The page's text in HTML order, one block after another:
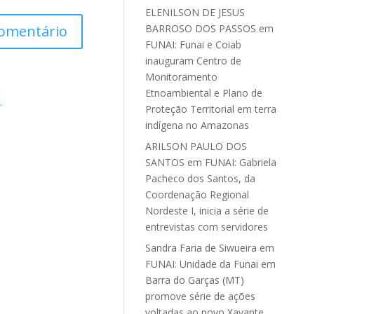
.
ELENILSON DE JESUS
BARROSO DOS PASSOS em
FUNAI: Funai e Coiab
inauguram Centro de
Monitoramento
Etnoambiental e Plano de
Proteção Territorial em terra
indígena no Amazonas
ARILSON PAULO DOS
SANTOS em FUNAI: Gabriela
Pacheco dos Santos, da
Coordenação Regional
Nordeste I, inicia a série de
entrevistas com servidores
Sandra Faria de Siwueira em
FUNAI: Unidade da Funai em
Barra do Garças (MT)
promove série de ações